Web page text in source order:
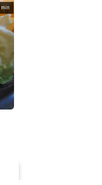
min